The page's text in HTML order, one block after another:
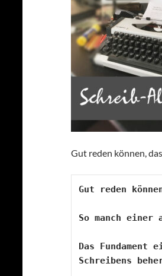
Gut reden können,
Gut reden
So manch einer
Das Fundament
Schreibens